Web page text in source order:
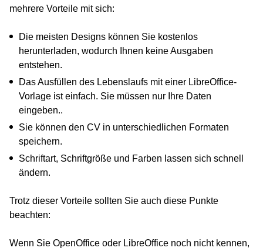
mehrere Vorteile mit sich:
Die meisten Designs können Sie kostenlos
herunterladen, wodurch Ihnen keine Ausgaben
entstehen.
Das Ausfüllen des Lebenslaufs mit einer LibreOffice-
Vorlage ist einfach. Sie müssen nur Ihre Daten
eingeben..
Sie können den CV in unterschiedlichen Formaten
speichern.
Schriftart, Schriftgröße und Farben lassen sich schnell
ändern.
Trotz dieser Vorteile sollten Sie auch diese Punkte
beachten:
Wenn Sie OpenOffice oder LibreOffice noch nicht kennen,